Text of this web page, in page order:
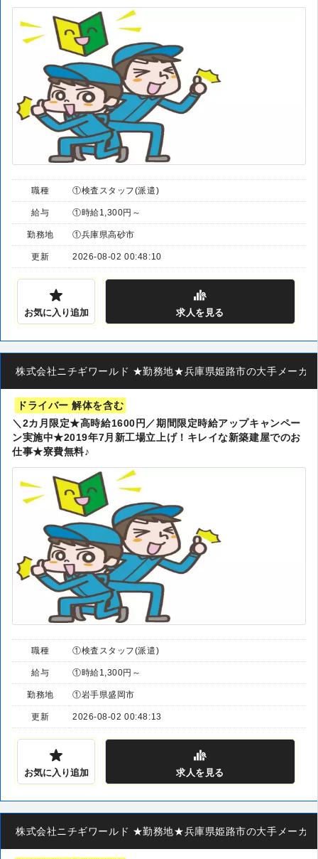
職種 ①検査スタッフ(派遣)
給与 ①時給1,300円～
勤務地 ①兵庫県高砂市
更新 2026-08-02 00:48:10
お気に入り追加 求人 を見る
株式会社ニチギワールド ★勤務地★兵庫県姫路市の大手メー
ドライバー 解体を含む
＼2カ月限定★高時給1600円／期間限定時給アップキャンペー
ン実施中★2019年7月新工場立上げ！キレイな新築建屋でのお
仕事★寮費無料♪
職種 ①検査スタッフ(派遣)
給与 ①時給1,300円～
勤務地 ①岩手県盛岡市
更新 2026-08-02 00:48:13
お気に入り追加 求人を見る
株式会社ニチギワールド ★勤務地★兵庫県姫路市の大手メー